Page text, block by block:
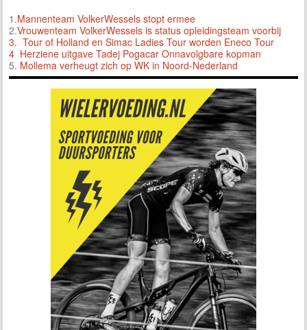
1.Mannenteam VolkerWessels stopt ermee
2.Vrouwenteam VolkerWessels is status opleidingsteam voorbij
3. Tour of Holland en Simac Ladies Tour worden Eneco Tour
4 Herziene uitgave Tadej Pogacar Onnavolgbare kopman
5. Mollema verheugt zich op WK in Noord-Nederland